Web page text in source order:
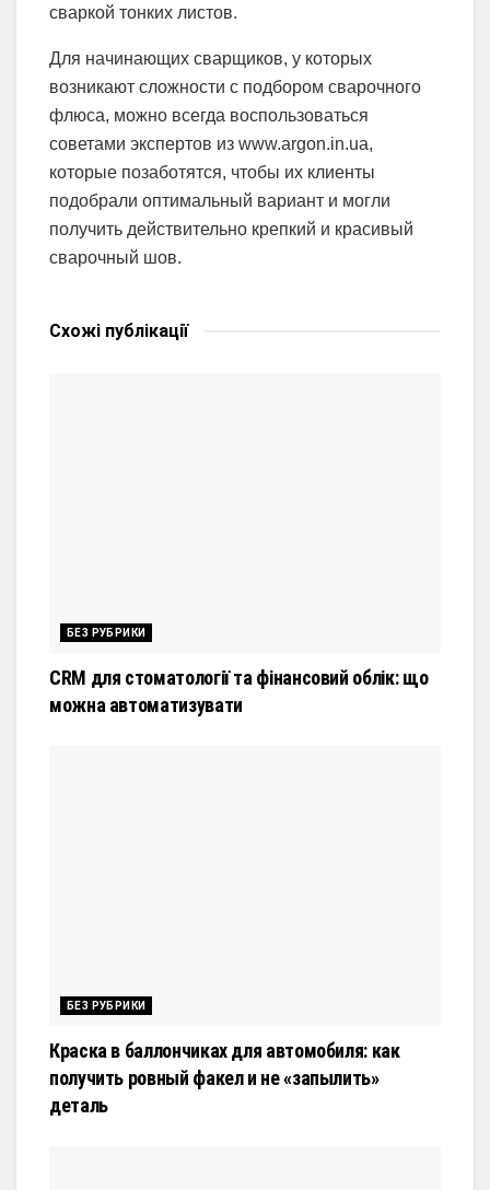
сваркой тонких листов.
Для начинающих сварщиков, у которых
возникают сложности с подбором сварочного
флюса, можно всегда воспользоваться
советами экспертов из www.argon.in.ua,
которые позаботятся, чтобы их клиенты
подобрали оптимальный вариант и могли
получить действительно крепкий и красивый
сварочный шов.
Схожі публікації
БЕЗ РУБРИКИ
CRM для стоматології та фінансовий облік: що
можна автоматизувати
БЕЗ РУБРИКИ
Краска в баллончиках для автомобиля: как
получить ровный факел и не «запылить»
деталь